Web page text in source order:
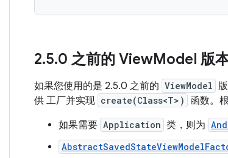
2.5.0 之前的 ViewModel 版
如果您使用的是 2.5.0 之前的 ViewModel
供 工厂并实现 create(Class<T>) 函数。
如果需要 Application 类，则为